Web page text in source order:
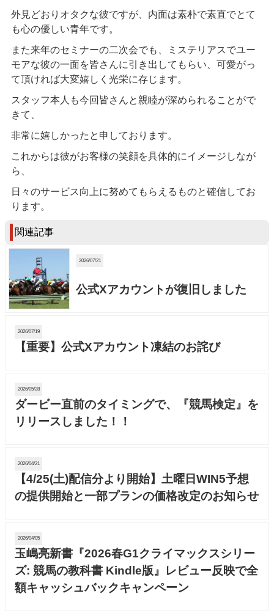
外見どおりオタクな彼ですが、内面は素朴で素直でとて
も心の優しい青年です。
また来年のセミナーの二次会でも、ミステリアスでユー
モアな彼の一面を皆さんに引き出してもらい、可愛がっ
て頂ければ大変嬉しく光栄に存じます。
スタッフ本人も今回皆さんと親睦が深められることがで
きて、
非常に嬉しかったと申しております。
これからは彼がお客様の笑顔を具体的にイメージしなが
ら、
日々のサービス向上に努めてもらえるものと確信してお
ります。
関連記事
2026/07/21
公式Xアカウントが復旧しました
2026/07/19
【重要】公式Xアカウント凍結のお詫び
2026/05/28
ダービー直前のタイミングで、『競馬検定』を
リリースしました！！
2026/04/21
【4/25(土)配信分より開始】土曜日WIN5予想
の提供開始と一部プランの価格改定のお知らせ
2026/04/05
玉嶋亮新書『2026春G1クライマックスシリー
ズ: 競馬の教科書 Kindle版』レビュー反映で全
額キャッシュバックキャンペーン